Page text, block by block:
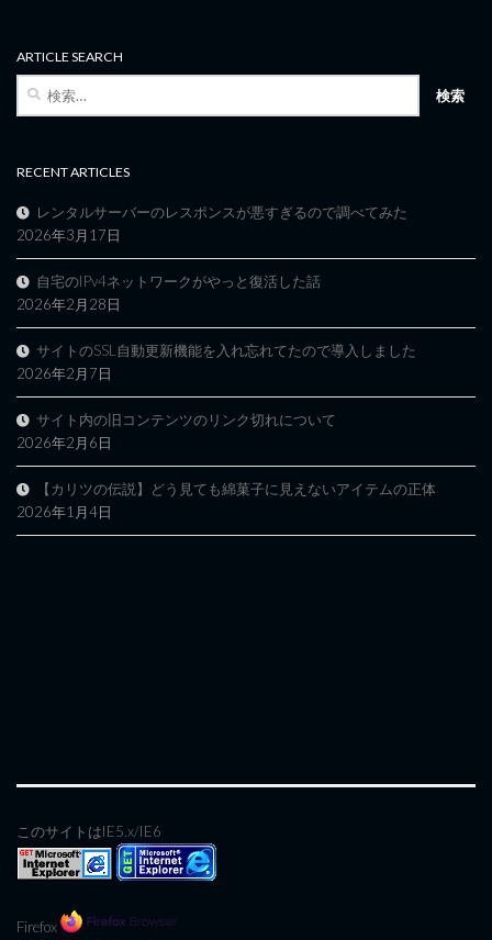
ARTICLE SEARCH
検
RECENT ARTICLES
レンタルサーバーのレスポンスが悪すぎるので調べてみた
2026年3月17日
自宅のIPv4ネットワークがやっと復活した話
2026年2月28日
サイトのSSL自動更新機能を入れ忘れてたので導入しました
2026年2月7日
サイト内の旧コンテンツのリンク切れについて
2026年2月6日
【カリツの伝説】どう見ても綿菓子に見えないアイテムの正体
2026年1月4日
このサイトはIE5.x/IE6
Firefox